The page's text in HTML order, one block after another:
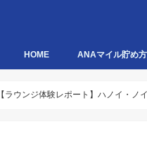
HOME ANAマイル貯め
【ラウンジ体験レポート】ハノイ・